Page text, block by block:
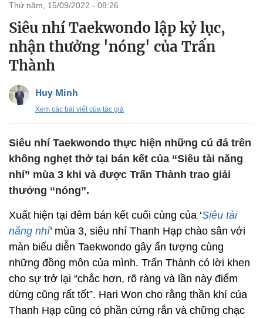
thứ năm, 15/09/2022 - 08:26
Siêu nhí Taekwondo lập kỷ lục,
nhận thưởng 'nóng' của Trấn
Thành
Huy Minh
Xem các bài viết của tác giả
Siêu nhí Taekwondo thực hiện những cú đá trên
không nghẹt thở tại bán kết của “Siêu tài năng
nhí” mùa 3 khi và được Trấn Thành trao giải
thưởng “nóng”.
Xuất hiện tại đêm bán kết cuối cùng của ‘Siêu tài
năng nhí’ mùa 3, siêu nhí Thanh Hạp chào sân với
màn biểu diễn Taekwondo gây ấn tượng cùng
những đồng môn của mình. Trấn Thành có lời khen
cho sự trở lại “chắc hơn, rõ ràng và lần này điểm
dừng cũng rất tốt”. Hari Won cho rằng thần khí của
Thanh Hạp cũng có phần cứng rắn và chững chạc